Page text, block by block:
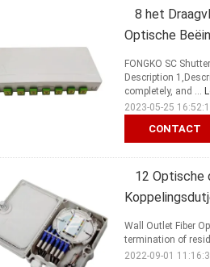
8 het
Optische
CONTACT
FONGKO SC
Description
completely, and ...
2023-05-25
12 Optische
Wall Outlet Fiber
termination of
2022-09-01